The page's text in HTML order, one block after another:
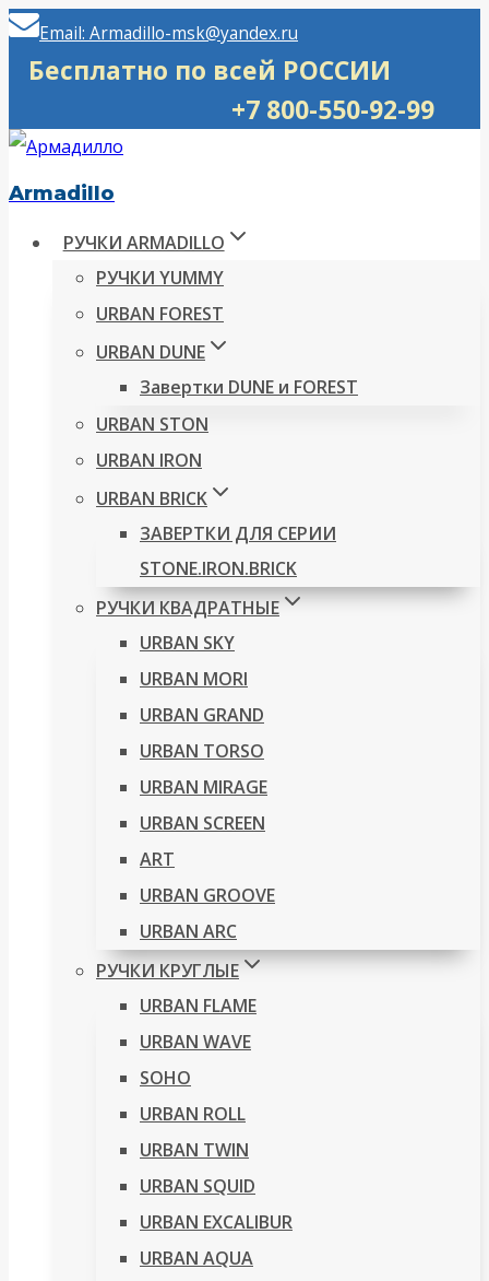
Перейти
Email: Armadillo-msk@yandex.ru
Бесплатно по всей РОССИИ
+7 800-550-92-99
Armadillo
РУЧКИ ARMADILLO
РУЧКИ YUMMY
URBAN FOREST
URBAN DUNE
Завертки DUNE и FOREST
URBAN STON
URBAN IRON
URBAN BRICK
ЗАВЕРТКИ ДЛЯ СЕРИИ
STONE.IRON.BRICK
РУЧКИ КВАДРАТНЫЕ
URBAN SKY
URBAN MORI
URBAN GRAND
URBAN TORSO
URBAN MIRAGE
URBAN SCREEN
ART
URBAN GROOVE
URBAN ARC
РУЧКИ КРУГЛЫЕ
URBAN FLAME
URBAN WAVE
SOHO
URBAN ROLL
URBAN TWIN
URBAN SQUID
URBAN EXCALIBUR
URBAN AQUA